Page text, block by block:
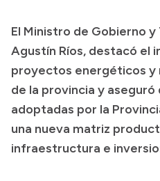
El Ministro de Gobierno
Agustín Ríos, destacó el
proyectos energéticos y
de la provincia y aseguró
adoptadas por la
una nueva matriz
infraestructura e